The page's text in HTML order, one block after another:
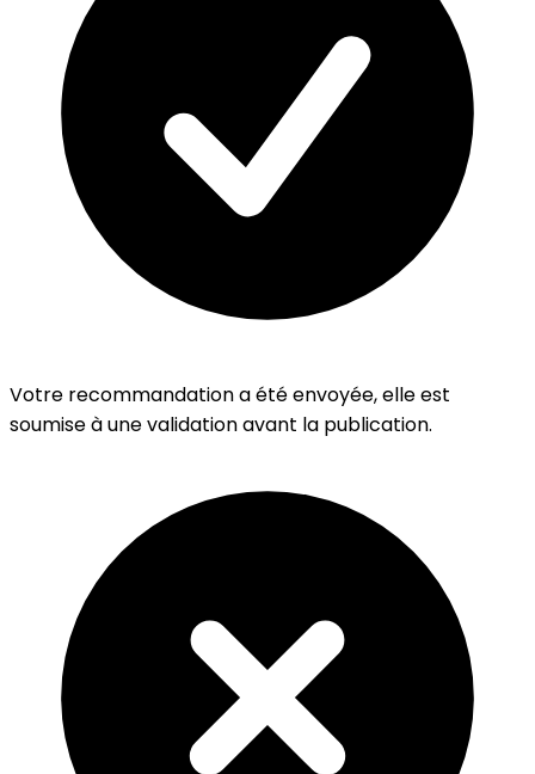
Votre recommandation a été envoyée, elle est
soumise à une validation avant la publication.